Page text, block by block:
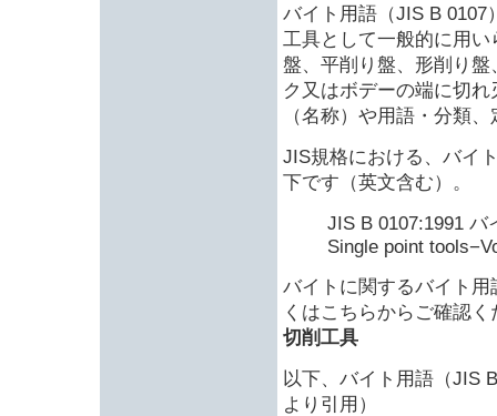
バイト用語（JIS B 0107
工具として一般的に用
盤、平削り盤、形削り
ク又はボデーの端に切
（名称）や用語・分類
JIS規格における、バイ
下です（英文含む）。
JIS B 0107:1991 バ
Single point
バイトに関するバイト
くはこちらからご確認く
切削工具
以下、バイト用語（JIS
より引用）